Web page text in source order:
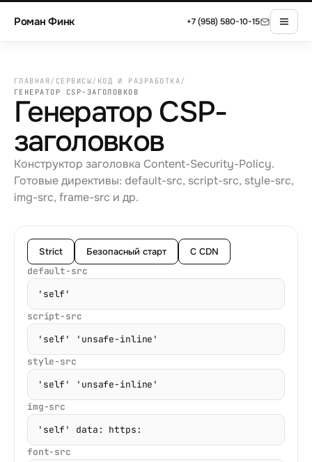
Роман Финк +7 (958) 580-10-15
ГЛАВНАЯ/ СЕРВИСЫ/ КОД И РАЗРАБОТКА/
ГЕНЕРАТОР CSP-ЗАГОЛОВКОВ
Генератор CSP-
заголовков
Конструктор заголовка Content-Security-Policy.
Готовые директивы: default-src, script-src, style-src,
img-src, frame-src и др.
Strict Безопасный старт
С CDN
default-src
script-src
style-src
img-src
font-src